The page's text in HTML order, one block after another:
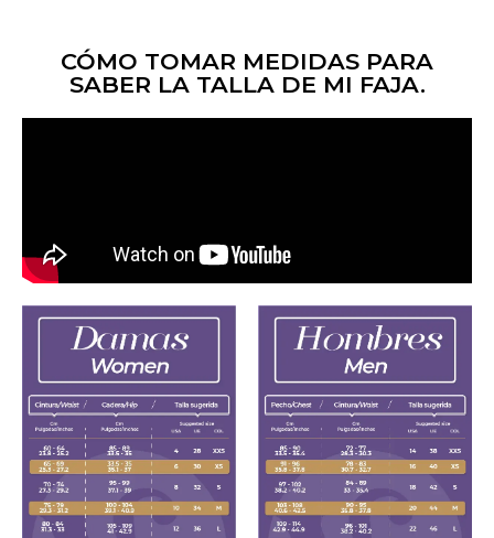
CÓMO TOMAR MEDIDAS PARA
SABER LA TALLA DE MI FAJA.